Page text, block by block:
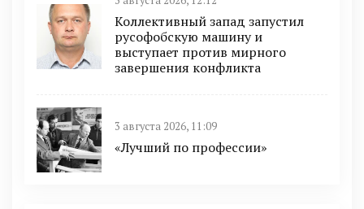
Коллективный запад запустил
русофобскую машину и
выступает против мирного
завершения конфликта
3 августа 2026, 11:09
«Лучший по профессии»